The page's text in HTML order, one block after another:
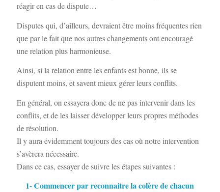
réagir en cas de dispute…
Disputes qui, d’ailleurs, devraient être moins fréquentes rien
que par le fait que nos autres changements ont encouragé
une relation plus harmonieuse.
Ainsi, si la relation entre les enfants est bonne, ils se
disputent moins, et savent mieux gérer leurs conflits.
En général, on essayera donc de ne pas intervenir dans les
conflits, et de les laisser développer leurs propres méthodes
de résolution.
Il y aura évidemment toujours des cas où notre intervention
s’avèrera nécessaire.
Dans ce cas, essayer de suivre les étapes suivantes :
1- Commencer par reconnaitre la colère de chacun